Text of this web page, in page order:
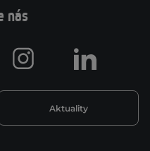
nás
Aktuality
Instagram LinkedIn